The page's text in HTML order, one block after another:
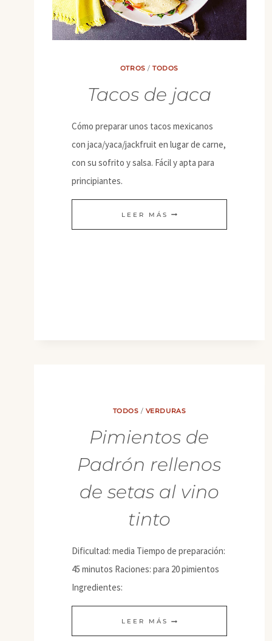
OTROS /TODOS
Tacos de jaca
Cómo preparar unos tacos mexicanos
con jaca/yaca/jackfruit en lugar de carne,
con su sofrito y salsa. Fácil y apta para
principiantes.
LEER MÁS TACOS
DE
TODOS / VERDURAS
Pimientos de
Padrón rellenos
de setas al vino
tinto
Dificultad: media Tiempo de preparación:
45 minutos Raciones: para 20 pimientos
Ingredientes:
LEER MÁS PIMIENTOS
DE